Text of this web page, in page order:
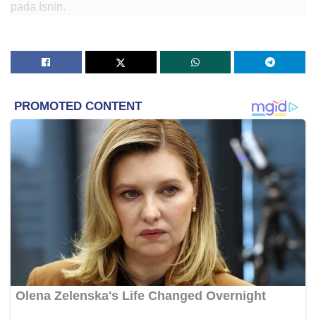
pada Isnin.
memuncak sejak malam Ahad, apabila 10 pejuang
Palestin dan seorang pegawai tentera Israel terbunuh
Pada petang Isnin, pesawat perang Israel memusnahkan
tiga buah rumah milik pemimpin Hamas dan kawasan
pembinaan saluran TV al-Aqsa Hamas di Gaza.
Media tempatan melaporkan Mesir dan Pertubuhan
Bangsa-Bangsa Bersatu sedang berusaha memulihkan
keadaan di kawasan itu. Bagaimanapun, usaha gencatan
senjata masih menemui jalan buntu. – BERNAMA